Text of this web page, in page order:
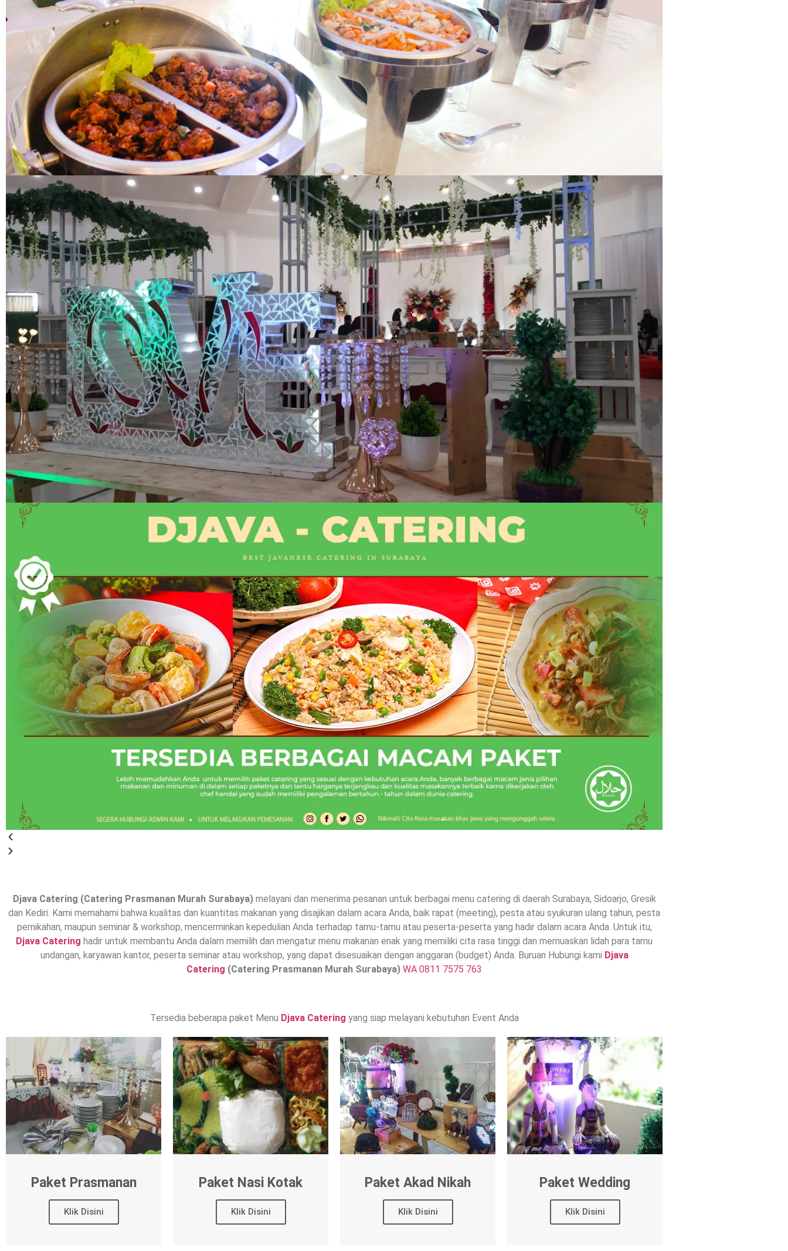
Djava Catering (Catering Prasmanan Murah Surabaya)melayani dan menerima pesanan untuk berbagai menu catering di daerah Surabaya, Sidoarjo, Gresik
dan Kediri. Kami memahami bahwa kualitas dan kuantitas makanan yang disajikan dalam acara Anda, baik rapat (meeting), pesta atau syukuran ulang tahun, pesta
pernikahan, maupun seminar & workshop, mencerminkan kepedulian Anda terhadap tamu-tamu atau peserta-peserta yang hadir dalam acara Anda. Untuk itu,
Djava Catering hadir untuk membantu Anda dalam memilih dan mengatur menu makanan enak yang memiliki cita rasa tinggi dan memuaskan lidah para tamu
undangan, karyawan kantor, peserta seminar atau workshop, yang dapat disesuaikan dengan anggaran (budget) Anda. Buruan Hubungi kami Djava
Catering (Catering Prasmanan Murah Surabaya) WA 0811 7575 763
Tersedia beberapa paket Menu Djava Catering yang siap melayani kebutuhan Event Anda
Paket Prasmanan
Klik Disini
Paket Nasi Kotak
Klik Disini
Paket Akad Nikah
Klik Disini
Paket Wedding
Klik Disini